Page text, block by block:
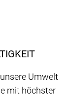
Umwelt
mit höchster